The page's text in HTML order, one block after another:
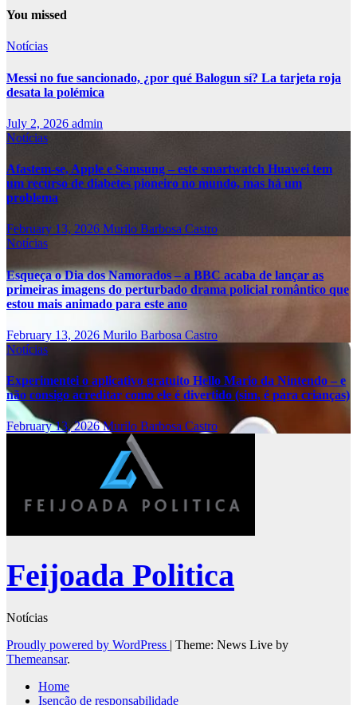
You missed
Notícias
Messi no fue sancionado, ¿por qué Balogun sí? La tarjeta roja
desata la polémica
July 2, 2026 admin
Notícias
Afastem-se, Apple e Samsung – este smartwatch Huawei tem
um recurso de diabetes pioneiro no mundo, mas há um
problema
February 13, 2026 Murilo Barbosa Castro
Notícias
Esqueça o Dia dos Namorados – a BBC acaba de lançar as
primeiras imagens do perturbado drama policial romântico que
estou mais animado para este ano
February 13, 2026 Murilo Barbosa Castro
Notícias
Experimentei o aplicativo gratuito Hello Mario da Nintendo – e
não consigo acreditar como ele é divertido (sim, é para crianças)
February 13, 2026Murilo Barbosa Castro
Feijoada Politica
Notícias
Proudly powered by WordPress | Theme: News Live by
Themeansar.
Home
Isenção de responsabilidade